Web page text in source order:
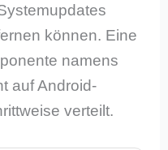
können. Eine
namens
auf Android-
verteilt.